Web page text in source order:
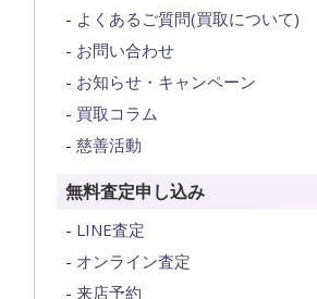
よくあるご質問(買取について)
お問い合わせ
お知らせ・キャンペーン
買取コラム
慈善活動
無料査定申し込み
LINE査定
オンライン査定
来店予約